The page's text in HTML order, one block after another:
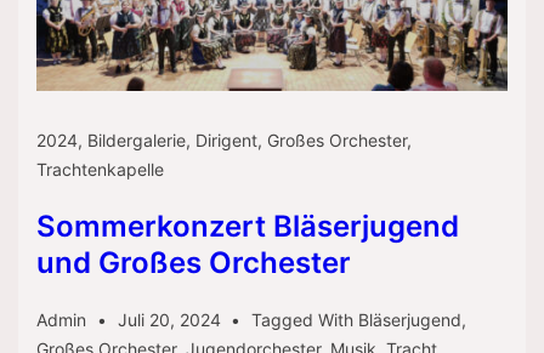
2024, Bildergalerie, Dirigent, Großes Orchester,
Trachtenkapelle
Sommerkonzert Bläserjugend
und Großes Orchester
Admin Juli 20, 2024 Tagged With Bläserjugend,
Großes Orchester, Jugendorchester, Musik Tracht